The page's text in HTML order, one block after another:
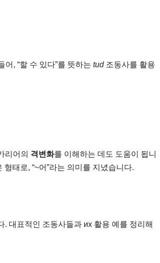
, “할 수 있다”를 뜻하는 tud조동사를 활용
리어의 격변화를 이해하는 데도 도움이 됩니
형태로, “~어”라는 의미를 지녔습니다.
대표적인 조동사들과 их 활용 예를 정리해